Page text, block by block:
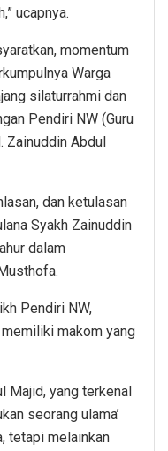
ucapnya.
momentum
Warga
silaturrahmi dan
Pendiri NW (Guru
Zainuddin Abdul
dan ketulasan
Syakh Zainuddin
dalam
Pendiri NW,
memiliki makom yang
Majid, yang terkenal
seorang ulama’
tetapi melainkan